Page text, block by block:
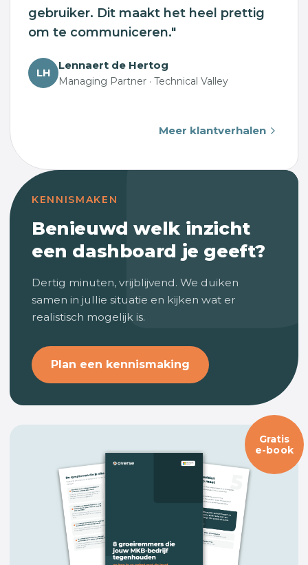
gebruiker. Dit maakt het heel prettig
om te communiceren."
LH
Lennaert de Hertog
Managing Partner · Technical Valley
Meer klantverhalen
KENNISMAKEN
Benieuwd welk inzicht
een dashboard je geeft?
Dertig minuten, vrijblijvend. We duiken
samen in jullie situatie en kijken wat er
realistisch mogelijk is.
Plan een kennismaking
Gratis
e-book